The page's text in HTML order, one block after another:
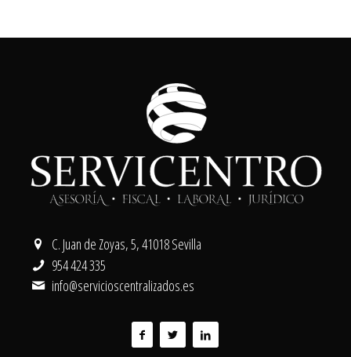
C. Juan de Zoyas, 5, 41018 Sevilla
954 424 335
info@servicioscentralizados.es